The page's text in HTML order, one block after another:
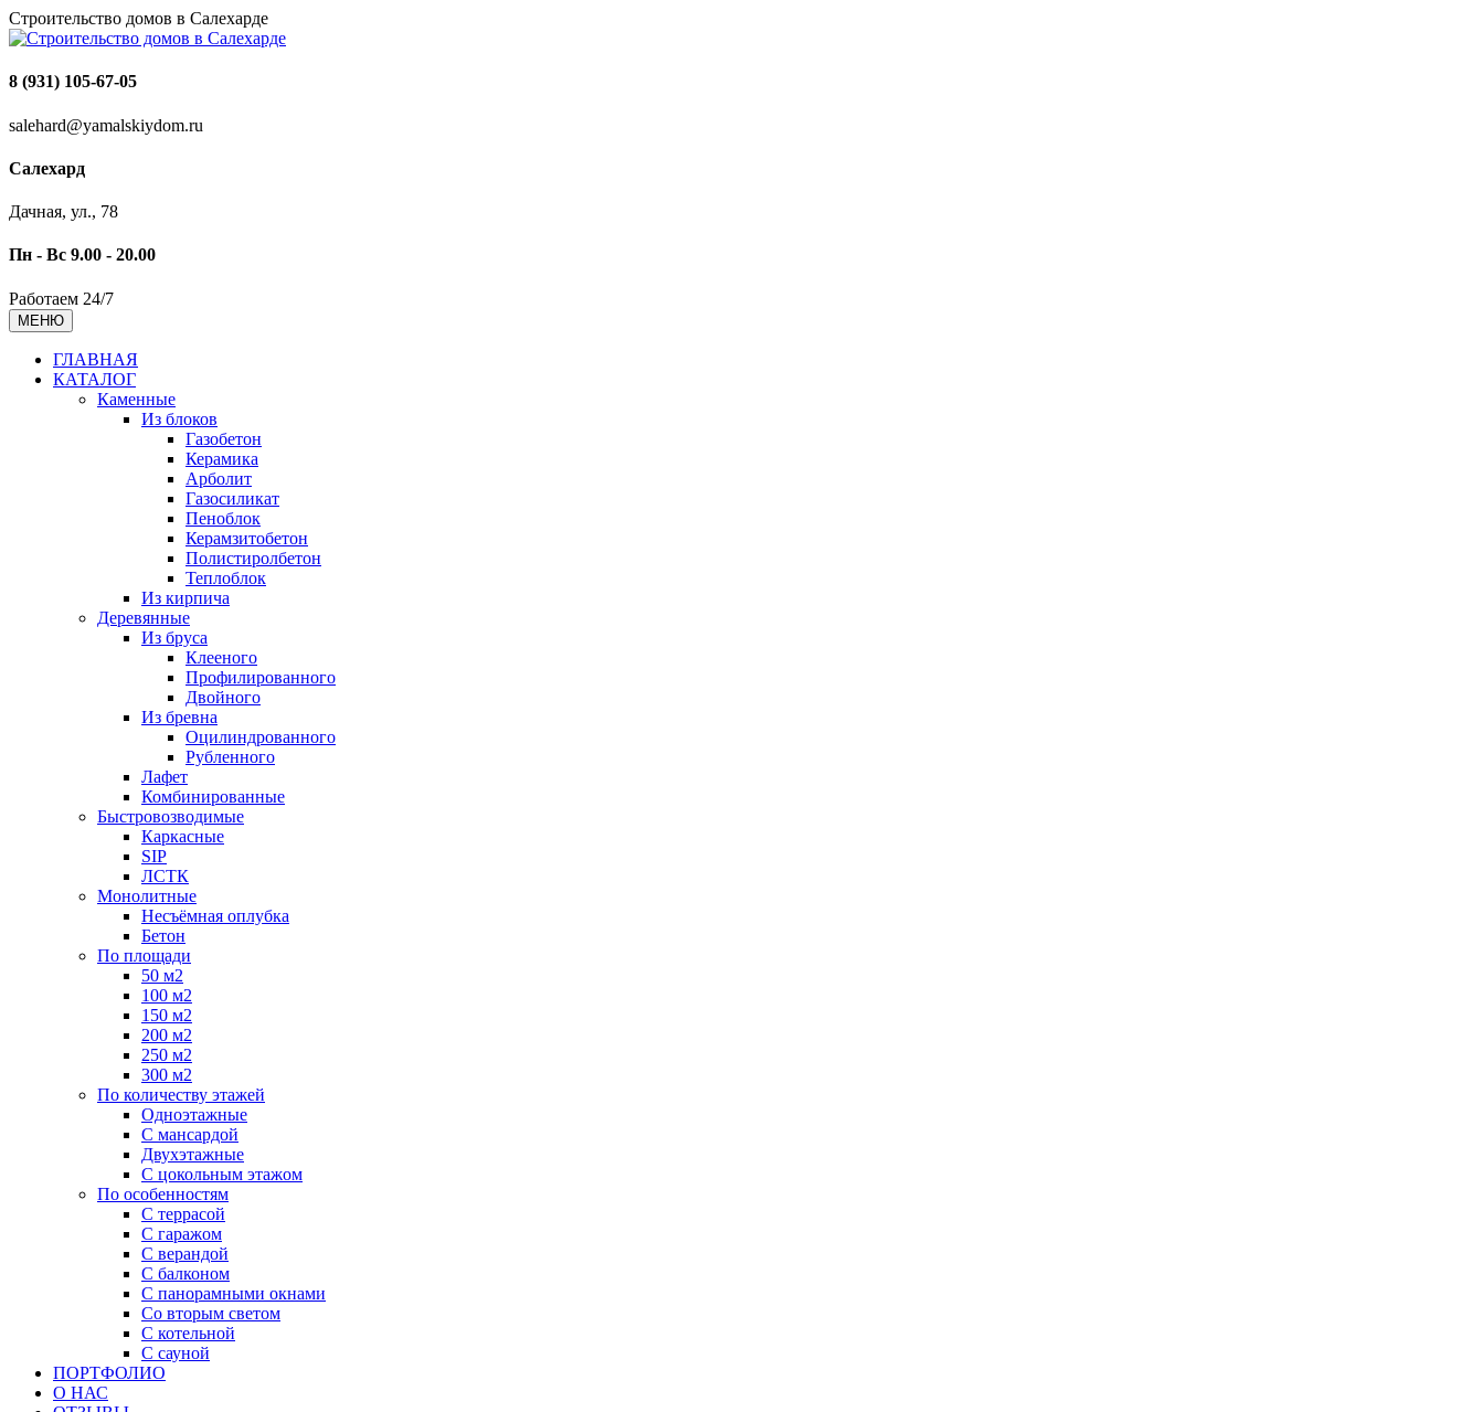
Строительство домов в Салехарде
8 (931) 105-67-05
salehard@yamalskiydom.ru
Салехард
Дачная, ул., 78
Пн - Вс 9.00 - 20.00
Работаем 24/7
МЕНЮ
ГЛАВНАЯ
КАТАЛОГ
Каменные
Из блоков
Газобетон
Керамика
Арболит
Газосиликат
Пеноблок
Керамзитобетон
Полистиролбетон
Теплоблок
Из кирпича
Деревянные
Из бруса
Клееного
Профилированного
Двойного
Из бревна
Оцилиндрованного
Рубленного
Лафет
Комбинированные
Быстровозводимые
Каркасные
SIP
ЛСТК
Монолитные
Несъёмная оплубка
Бетон
По площади
50 м2
100 м2
150 м2
200 м2
250 м2
300 м2
По количеству этажей
Одноэтажные
С мансардой
Двухэтажные
С цокольным этажом
По особенностям
С террасой
С гаражом
С верандой
С балконом
С панорамными окнами
Со вторым светом
С котельной
С сауной
ПОРТФОЛИО
О НАС